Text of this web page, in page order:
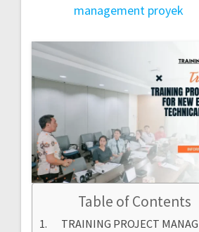
management proyek
Table of Contents
TRAINING PROJECT